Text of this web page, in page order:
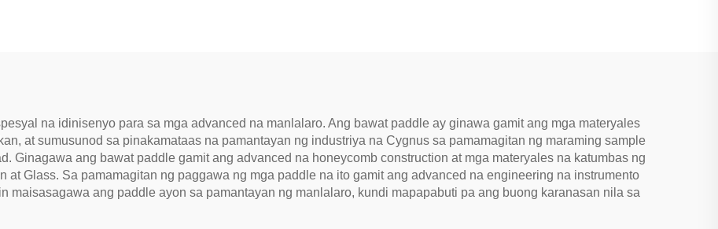
na idinisenyo para sa mga advanced na manlalaro. Ang bawat paddle ay ginawa gamit ang mga materyales
at sumusunod sa pinakamataas na pamantayan ng industriya na Cygnus sa pamamagitan ng maraming sample
Ginagawa ang bawat paddle gamit ang advanced na honeycomb construction at mga materyales na katumbas ng
at Glass. Sa pamamagitan ng paggawa ng mga paddle na ito gamit ang advanced na engineering na instrumento
maisasagawa ang paddle ayon sa pamantayan ng manlalaro, kundi mapapabuti pa ang buong karanasan nila sa